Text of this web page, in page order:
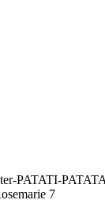
PATATI-
7